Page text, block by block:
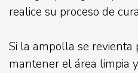
realice su proceso de
Si la ampolla se revienta
mantener el área limpia